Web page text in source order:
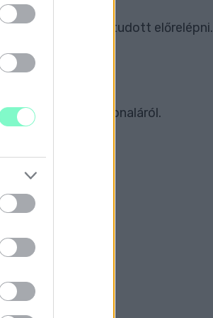
viszont nem tudott előrelépni.
a tanítás színvonaláról.